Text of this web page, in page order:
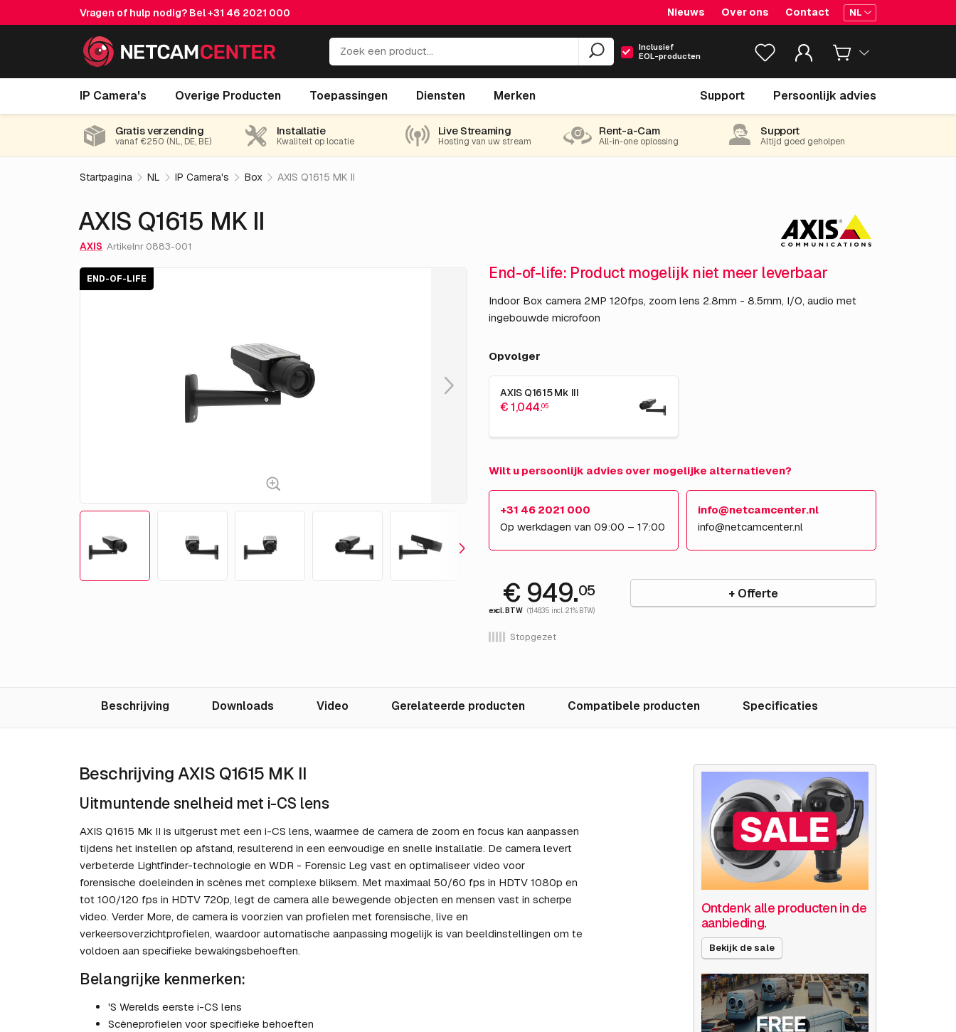
Vragen of hulp nodig? Bel+31 46 2021 000 Nieuws Over ons Contact NL
Inclusief
EOL-producten
IP Camera's Overige Producten Toepassingen Diensten Merken Support Persoonlijk advies
AXIS Q1615 MK II End-of-life € 949.05
Gratis verzending
vanaf €250 (NL, DE, BE)
Installatie
Kwaliteit op locatie
Live Streaming
Hosting van uw stream
Rent-a-Cam
All-in-one oplossing
Support
Altijd goed geholpen
Startpagina NL IP Camera's Box AXIS Q1615 MK II
AXIS Q1615 MK II
AXIS Artikelnr 0883-001
END-OF-LIFE End-of-life: Product mogelijk niet meer leverbaar
Indoor Box camera 2MP 120fps, zoom lens 2.8mm - 8.5mm, I/O, audio met
ingebouwde microfoon
Opvolger
AXIS Q1615 Mk III
€ 1,044.05
Wilt u persoonlijk advies over mogelijke alternatieven?
+31 46 2021 000
Op werkdagen van 09:00 – 17:00
info@netcamcenter.nl
info@netcamcenter.nl
€ 949.05
excl. BTW (1,148.35 incl. 21% BTW)
Stopgezet
+ Offerte
Beschrijving Downloads Video Gerelateerde producten Compatibele producten Specificaties
Beschrijving AXIS Q1615 MK II
Uitmuntende snelheid met i-CS lens
AXIS Q1615 Mk II is uitgerust met een i-CS lens, waarmee de camera de zoom en focus kan aanpassen
tijdens het instellen op afstand, resulterend in een eenvoudige en snelle installatie. De camera levert
verbeterde Lightfinder-technologie en WDR - Forensic Leg vast en optimaliseer video voor
forensische doeleinden in scènes met complexe bliksem. Met maximaal 50/60 fps in HDTV 1080p en
tot 100/120 fps in HDTV 720p, legt de camera alle bewegende objecten en mensen vast in scherpe
video. Verder More, de camera is voorzien van profielen met forensische, live en
verkeersoverzichtprofielen, waardoor automatische aanpassing mogelijk is van beeldinstellingen om te
voldoen aan specifieke bewakingsbehoeften.
Belangrijke kenmerken:
'S Werelds eerste i-CS lens
Scèneprofielen voor specifieke behoeften
Ontdenk alle producten in de
aanbieding.
Bekijk de sale